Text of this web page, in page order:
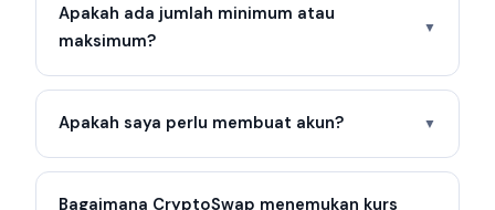
Apakah ada jumlah minimum atau
maksimum?
▼
Apakah saya perlu membuat akun? ▼
Bagaimana CryptoSwap menemukan kurs